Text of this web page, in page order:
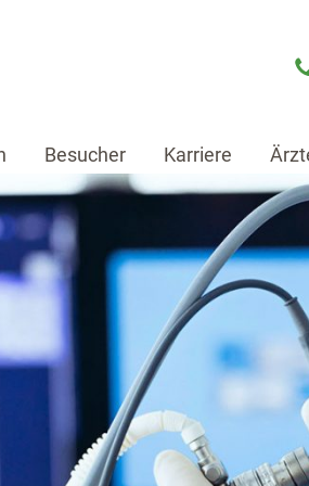
Besucher Karriere
Patienten Besucher